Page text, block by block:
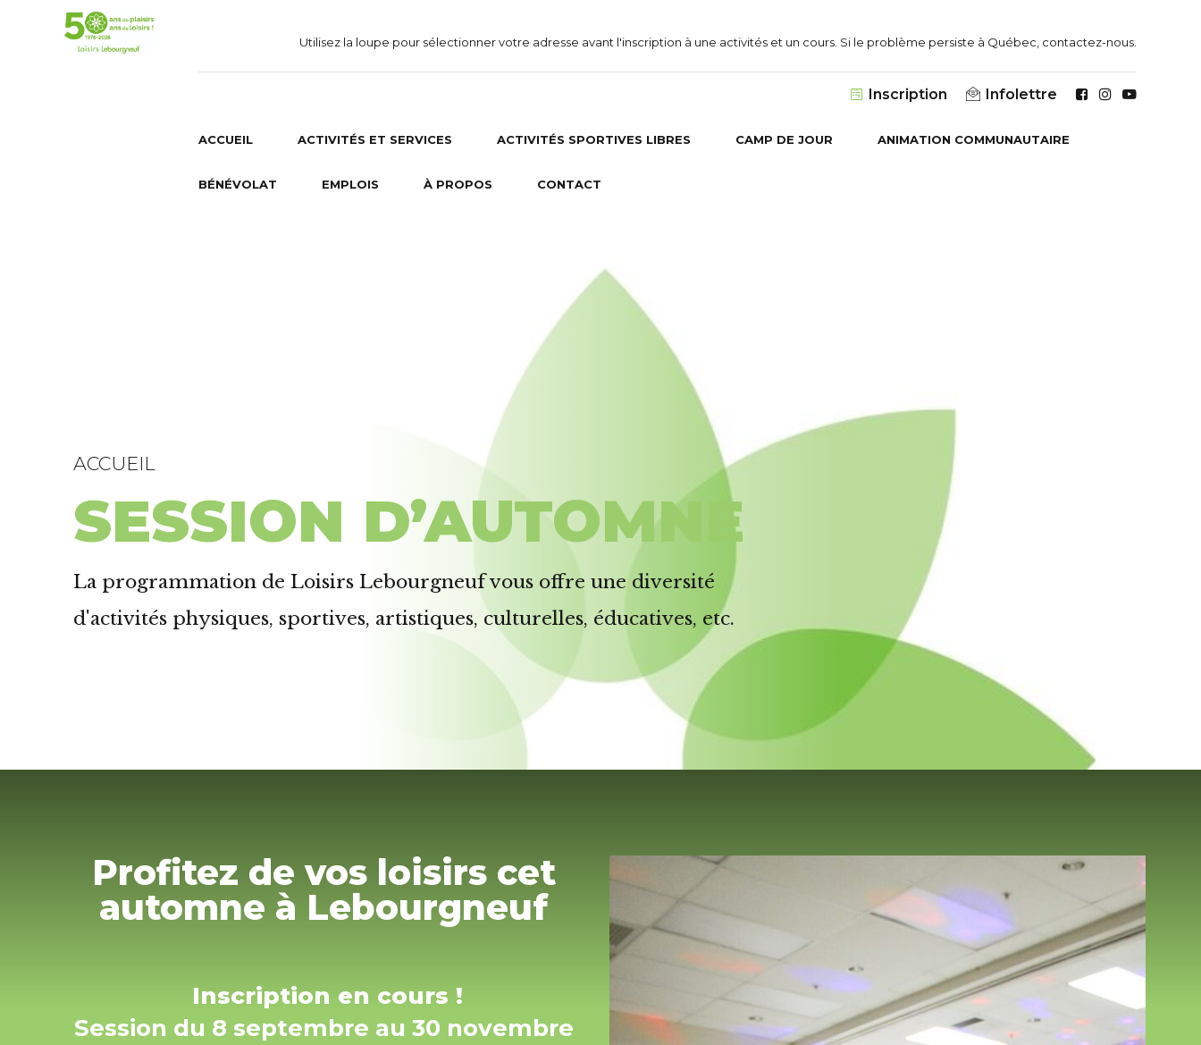
Utilisez la loupe pour sélectionner votre adresse avant l'inscription à une activités et un cours. Si le problème persiste à Québec, contactez-nous.
Inscription Infolettre
ACCUEIL ACTIVITÉS ET SERVICES ACTIVITÉS SPORTIVES LIBRES CAMP DE JOUR ANIMATION COMMUNAUTAIRE
BÉNÉVOLAT EMPLOIS À PROPOS CONTACT
ACCUEIL
SESSION D’AUTOMNE
La programmation de Loisirs Lebourgneuf vous offre une diversité
d'activités physiques, sportives, artistiques, culturelles, éducatives, etc.
Profitez de vos loisirs cet
automne à Lebourgneuf
Inscription en cours !
Session du 8 septembre au 30 novembre